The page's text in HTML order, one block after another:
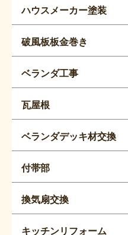
ハウスメーカー塗装
破風板板金巻き
ベランダ工事
瓦屋根
ベランダデッキ材交換
付帯部
換気扇交換
キッチンリフォーム